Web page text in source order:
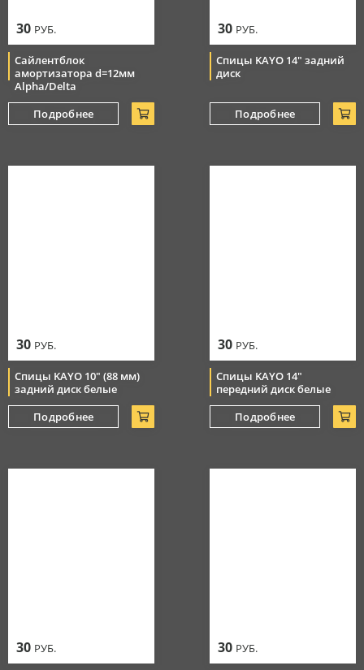
30 РУБ.
Сайлентблок
амортизатора d=12мм
Alpha/Delta
Подробнее
30 РУБ.
Спицы KAYO 14" задний
диск
Подробнее
30 РУБ.
Спицы KAYO 10" (88 мм)
задний диск белые
Подробнее
30 РУБ.
Спицы KAYO 14"
передний диск белые
Подробнее
30 РУБ. 30 РУБ.